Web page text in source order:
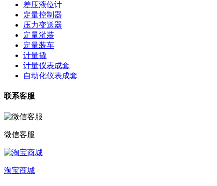
差压液位计
定量控制器
压力变送器
定量灌装
定量装车
计量撬
计量仪表成套
自动化仪表成套
联系客服
微信客服
淘宝商城